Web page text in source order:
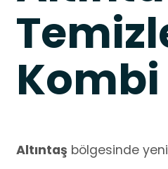
Altıntaş bölgesinde